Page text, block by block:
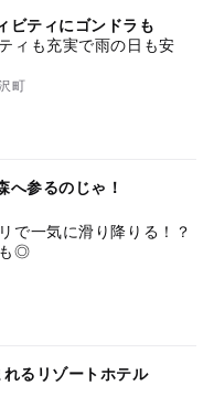
ビティにゴンドラも
ィも充実で雨の日も安
町
参るのじゃ！
で一気に滑り降りる！？
も◎
れるリゾートホテル